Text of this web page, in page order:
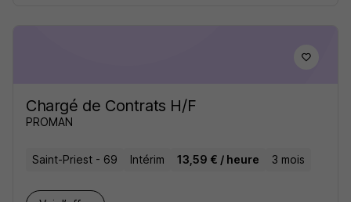
Chargé de Contrats H/F
PROMAN
Saint-Priest - 69 Intérim 13,59 € / heure 3 mois